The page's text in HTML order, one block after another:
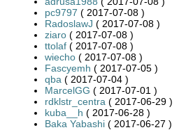
pc9797 ( 2017-07-08 )
RadoslawJ ( 2017-07-08 )
ziaro ( 2017-07-08 )
ttolaf ( 2017-07-08 )
wiecho ( 2017-07-08 )
Fascyemh ( 2017-07-05 )
qba ( 2017-07-04 )
MarcelGG ( 2017-07-01 )
rdklstr_centra ( 2017-06-29 )
kuba__h ( 2017-06-28 )
Baka Yabashi ( 2017-06-27 )